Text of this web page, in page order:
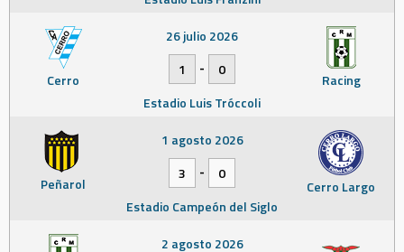
Cerro Racing
26 julio 2026
1
-
0
Estadio Luis Tróccoli
Peñarol Cerro Largo
1 agosto 2026
3
-
0
Estadio Campeón del Siglo
2 agosto 2026